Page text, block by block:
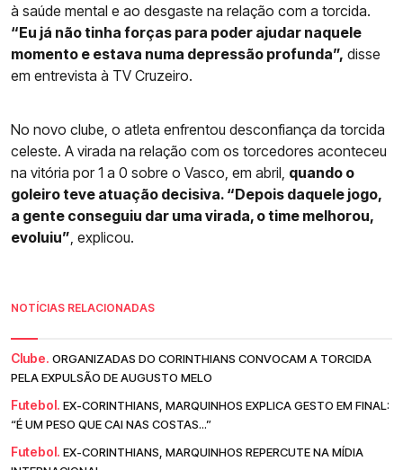
à saúde mental e ao desgaste na relação com a torcida.
“Eu já não tinha forças para poder ajudar naquele
momento e estava numa depressão profunda”, disse
em entrevista à TV Cruzeiro.
No novo clube, o atleta enfrentou desconfiança da torcida
celeste. A virada na relação com os torcedores aconteceu
na vitória por 1 a 0 sobre o Vasco, em abril, quando o
goleiro teve atuação decisiva. “Depois daquele jogo,
a gente conseguiu dar uma virada, o time melhorou,
evoluiu”, explicou.
NOTÍCIAS RELACIONADAS
Clube. ORGANIZADAS DO CORINTHIANS CONVOCAM A TORCIDA
PELA EXPULSÃO DE AUGUSTO MELO
Futebol. EX-CORINTHIANS, MARQUINHOS EXPLICA GESTO EM FINAL:
“É UM PESO QUE CAI NAS COSTAS...”
Futebol. EX-CORINTHIANS, MARQUINHOS REPERCUTE NA MÍDIA